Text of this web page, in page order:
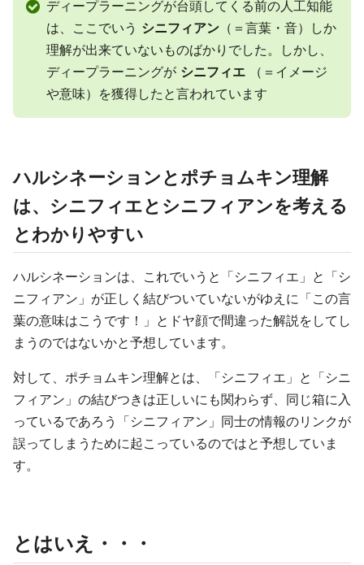
ディープラーニングが台頭してくる前の人工知能
は、ここでいう シニフィアン （＝言葉・音）しか
理解が出来ていないものばかりでした。しかし、
ディープラーニングが シニフィエ （＝イメージ
や意味）を獲得したと言われています
ハルシネーションとポチョムキン理解
は、シニフィエとシニフィアンを考える
とわかりやすい
ハルシネーションは、これでいうと「シニフィエ」と「シ
ニフィアン」が正しく結びついていないがゆえに「この言
葉の意味はこうです！」とドヤ顔で間違った解説をしてし
まうのではないかと予想しています。
対して、ポチョムキン理解とは、「シニフィエ」と「シニ
フィアン」の結びつきは正しいにも関わらず、同じ箱に入
っているであろう「シニフィアン」同士の情報のリンクが
誤ってしまうために起こっているのではと予想していま
す。
とはいえ・・・